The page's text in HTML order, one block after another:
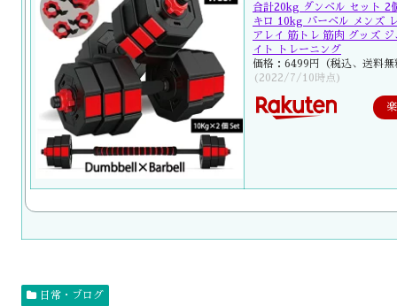
合計20kg ダンベル セット 2
キロ 10kg バーベル メンズ
アレイ 筋トレ 筋肉 グッズ
イト トレーニング
価格：6499円（税込、送料
(2022/7/10時点)
日常・ブログ